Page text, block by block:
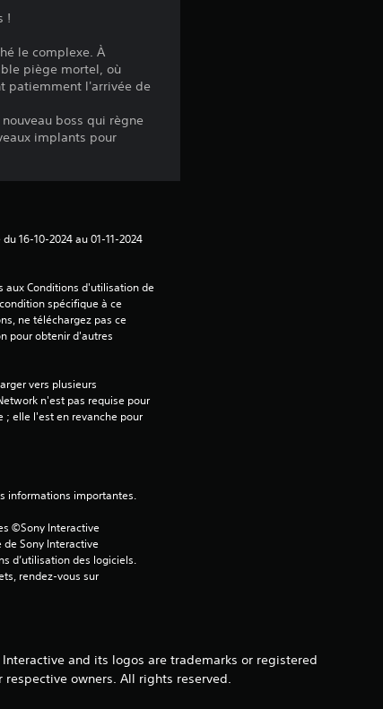
u
!
le complexe. À
piège mortel, où
patiemment l'arrivée de
boss qui règne
implants pour
16-10-2024 au 01-11-2024
aux Conditions d'utilisation de
spécifique à ce
ne téléchargez pas ce
pour obtenir d'autres
vers plusieurs
n'est pas requise pour
; elle l'est en revanche pour
informations importantes.
©Sony Interactive
Sony Interactive
d’utilisation des logiciels.
rendez-vous sur
and its logos are trademarks or registered
owners. All rights reserved.